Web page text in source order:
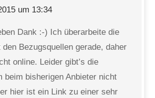
um 13:34
Dank :-) Ich überarbeite die
den Bezugsquellen gerade, daher
online. Leider gibt’s die
beim bisherigen Anbieter nicht
hier ist ein Link zu einer sehr